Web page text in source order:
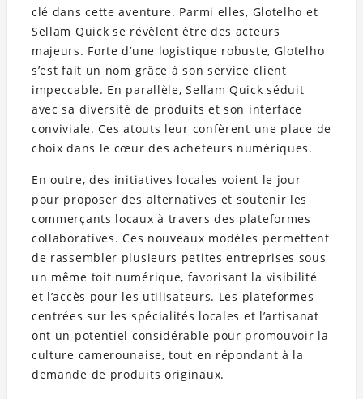
clé dans cette aventure. Parmi elles, Glotelho et
Sellam Quick se révèlent être des acteurs
majeurs. Forte d’une logistique robuste, Glotelho
s’est fait un nom grâce à son service client
impeccable. En parallèle, Sellam Quick séduit
avec sa diversité de produits et son interface
conviviale. Ces atouts leur confèrent une place de
choix dans le cœur des acheteurs numériques.
En outre, des initiatives locales voient le jour
pour proposer des alternatives et soutenir les
commerçants locaux à travers des plateformes
collaboratives. Ces nouveaux modèles permettent
de rassembler plusieurs petites entreprises sous
un même toit numérique, favorisant la visibilité
et l’accès pour les utilisateurs. Les plateformes
centrées sur les spécialités locales et l’artisanat
ont un potentiel considérable pour promouvoir la
culture camerounaise, tout en répondant à la
demande de produits originaux.